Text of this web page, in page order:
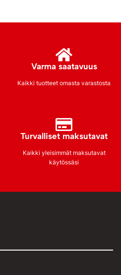
Varma saatavuus
Kaikki tuotteet omasta varastosta
Turvalliset maksutavat
Kaikki yleisimmät maksutavat
käytössäsi